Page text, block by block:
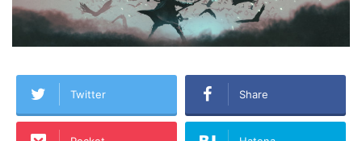
Twitter Share